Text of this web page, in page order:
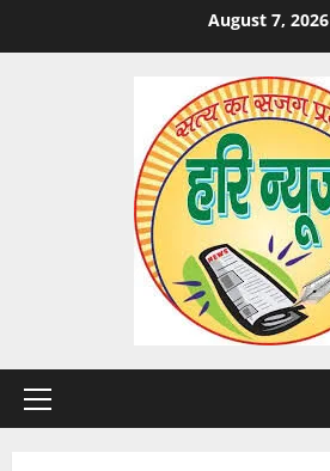
August 7, 2026
Primary